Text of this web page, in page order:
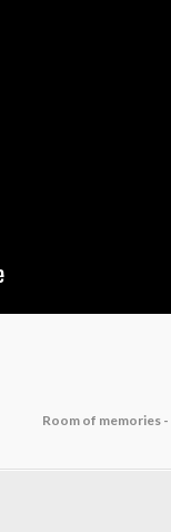
Room of memories -